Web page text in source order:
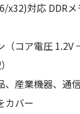
x32)対応 DDR
（コア電圧 1.2V
、産業機器、通
カバー